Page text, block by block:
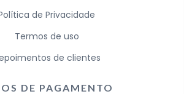
de Privacidade
Termos de uso
de clientes
DE PAGAMENTO